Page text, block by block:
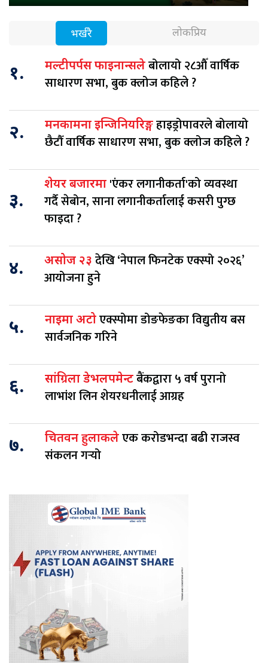
भर्खरै लोकप्रिय
१. मल्टीपर्पस फाइनान्सलेबोलायो २८औँ वार्षिक
साधारण सभा, बुक क्लोज कहिले ?
२. मनकामना इन्जिनियरिङ्गहाइड्रोपावरले बोलायो
छैटौँ वार्षिक साधारण सभा, बुक क्लोज कहिले ?
३.
शेयर बजारमा 'एंकर लगानीकर्ता'को व्यवस्था
गर्दै सेबोन, साना लगानीकर्तालाई कसरी पुग्छ
फाइदा ?
४. असोज २३ देखि ‘नेपाल फिनटेक एक्स्पो २०२६’
आयोजना हुने
५. नाइमा अटोएक्स्पोमा डोङफेङका विद्युतीय बस
सार्वजनिक गरिने
६. सांग्रिला डेभलपमेन्टबैंकद्वारा ५ वर्ष पुरानो
लाभांश लिन शेयरधनीलाई आग्रह
७. चितवन हुलाकलेएक करोडभन्दा बढी राजस्व
संकलन गर्‍यो